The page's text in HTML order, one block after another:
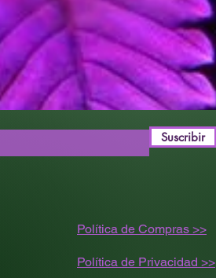
Suscribir
Política de Compras >>
Política de Privacidad >>